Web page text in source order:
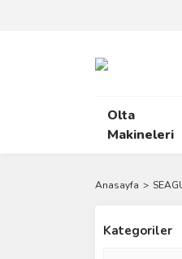
Olta
Makineleri
Anasayfa
Kategoriler